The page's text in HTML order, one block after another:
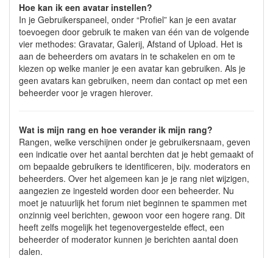
Hoe kan ik een avatar instellen?
In je Gebruikerspaneel, onder “Profiel” kan je een avatar
toevoegen door gebruik te maken van één van de volgende
vier methodes: Gravatar, Galerij, Afstand of Upload. Het is
aan de beheerders om avatars in te schakelen en om te
kiezen op welke manier je een avatar kan gebruiken. Als je
geen avatars kan gebruiken, neem dan contact op met een
beheerder voor je vragen hierover.
Wat is mijn rang en hoe verander ik mijn rang?
Rangen, welke verschijnen onder je gebruikersnaam, geven
een indicatie over het aantal berchten dat je hebt gemaakt of
om bepaalde gebruikers te identificeren, bijv. moderators en
beheerders. Over het algemeen kan je je rang niet wijzigen,
aangezien ze ingesteld worden door een beheerder. Nu
moet je natuurlijk het forum niet beginnen te spammen met
onzinnig veel berichten, gewoon voor een hogere rang. Dit
heeft zelfs mogelijk het tegenovergestelde effect, een
beheerder of moderator kunnen je berichten aantal doen
dalen.